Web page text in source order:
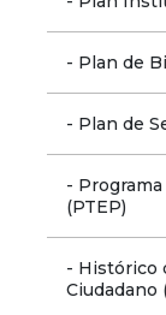
- Plan de
- Plan de
-
(PTEP)
- Histórico
Ciudadano